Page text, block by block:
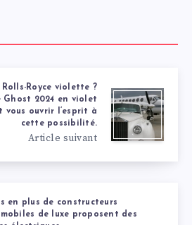
Royce violette ?
Ghost 2024 en violet
vous ouvrir l’esprit à
cette possibilité.
Article suivant
en plus de constructeurs
de luxe proposent des